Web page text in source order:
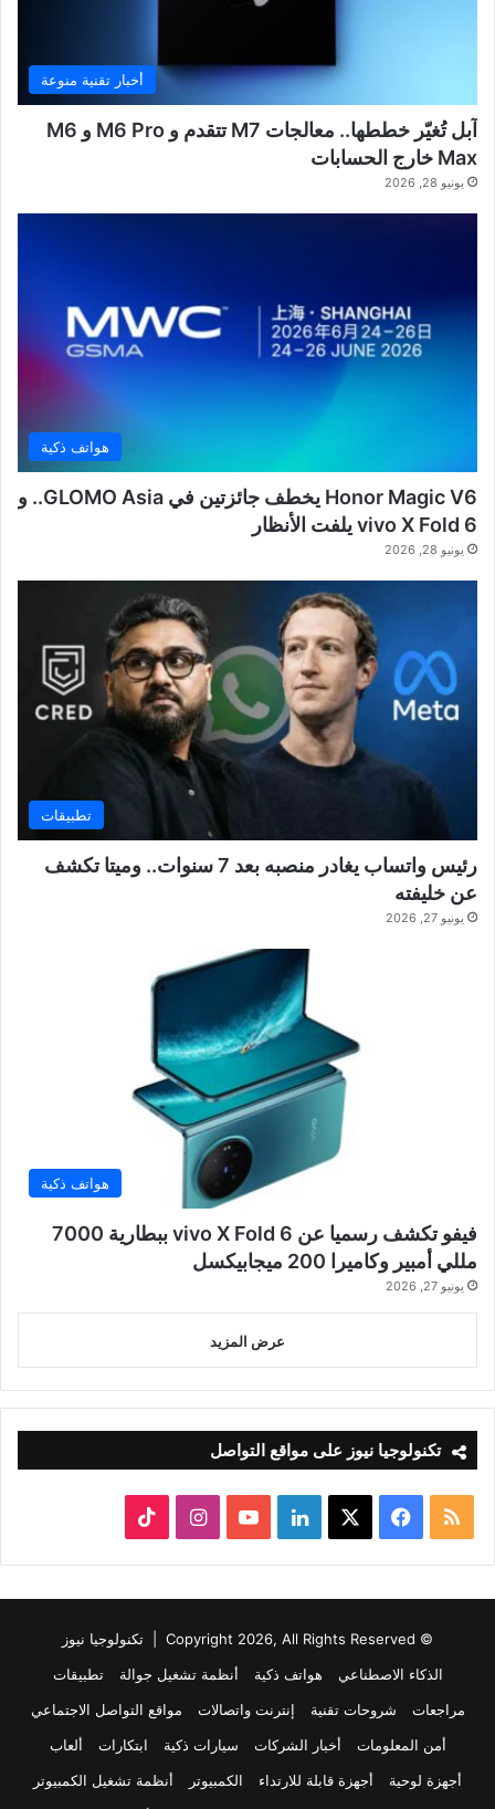
أخبار تقنية منوعة
آبل تُغيّر خططها.. معالجات M7 تتقدم و M6 Pro و M6
Max خارج الحسابات
يونيو 28, 2026
هواتف ذكية
Honor Magic V6 يخطف جائزتين في GLOMO Asia.. و
vivo X Fold 6 يلفت الأنظار
يونيو 28, 2026
تطبيقات
رئيس واتساب يغادر منصبه بعد 7 سنوات.. وميتا تكشف
عن خليفته
يونيو 27, 2026
هواتف ذكية
فيفو تكشف رسميا عن vivo X Fold 6 ببطارية 7000
مللي أمبير وكاميرا 200 ميجابيكسل
يونيو 27, 2026
عرض المزيد
تكنولوجيا نيوز على مواقع التواصل
ملخص
الموقع
RSS
فيسبوك لينكدإن‫YouTubeانستقرام
© Copyright 2026, All Rights Reserved |
تكنولوجيا نيوز
الذكاء الاصطناعي
هواتف ذكية أنظمة تشغيل جوالة
تطبيقات
مراجعات
شروحات تقنية إنترنت واتصالات
مواقع التواصل الاجتماعي
أمن المعلومات
أخبار الشركات سيارات ذكية ابتكارات
ألعاب
أجهزة لوحية
أجهزة قابلة للارتداء الكمبيوتر
أنظمة تشغيل الكمبيوتر